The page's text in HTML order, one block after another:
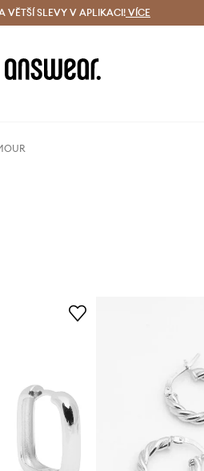
Doručení i do 24 h
VĚTŠÍ SLEVY V APLIKACI!VÍCE